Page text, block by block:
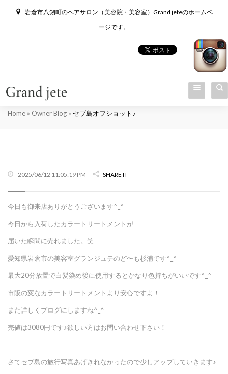
岩倉市八剱町のヘアサロン（美容院・美容室）Grand jeteのホームペ
ージです。
セブ島オフショット♪
Home » Owner Blog » セブ島オフショット♪
2025/06/12 11:05:19 PM SHARE IT
今日も御来店ありがとうございます^_^
今日から入荷したカラートリートメントが
届いた瞬間に売れました。笑
愛知県岩倉市の美容室グランジュテのど〜も杉浦です^_^
最大20分放置で白髪染め後に使用するとかなり色持ちがいいです^_^
市販の変なカラートリートメントより安心ですよ！
また詳しくブログにしますね^_^
売値は3080円です♪欲しい方はお問い合わせ下さい！
さてセブ島の旅行写真あげきれなかったので少しアップしていきます♪